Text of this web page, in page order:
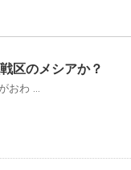
区のメシアか？
おわ ...